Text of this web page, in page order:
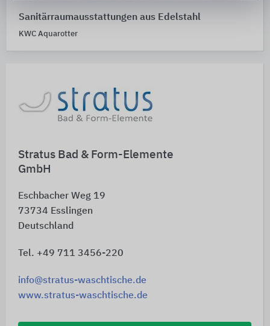
Stratus Bad & Form-Elemente
GmbH
Eschbacher Weg 19
73734 Esslingen
Deutschland
Tel. +49 711 3456-220
info@stratus-waschtische.de
www.stratus-waschtische.de
Sanitärraumausstattungen aus Edelstahl
KWC Aquarotter